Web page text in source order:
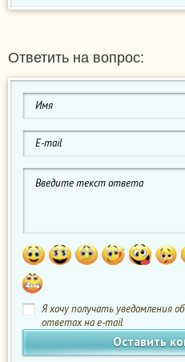
Ответить на вопрос:
Я хочу получать уведомления об
ответах на e-mail